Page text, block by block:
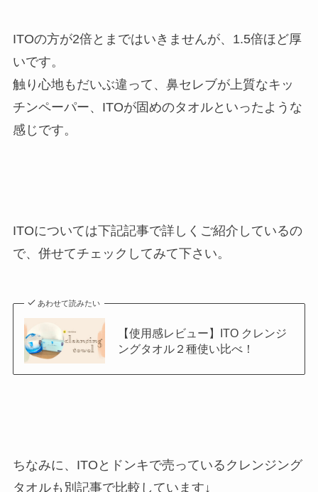
ITOの方が2倍とまではいきませんが、1.5倍ほど厚
いです。
触り心地もだいぶ違って、鼻セレブが上質なキッ
チンペーパー、ITOが固めのタオルといったような
感じです。
ITOについては下記記事で詳しくご紹介しているの
で、併せてチェックしてみて下さい。
あわせて読みたい
【使用感レビュー】ITO クレンジ
ングタオル２種使い比べ！
ちなみに、ITOとドンキで売っているクレンジング
タオルも別記事で比較しています↓